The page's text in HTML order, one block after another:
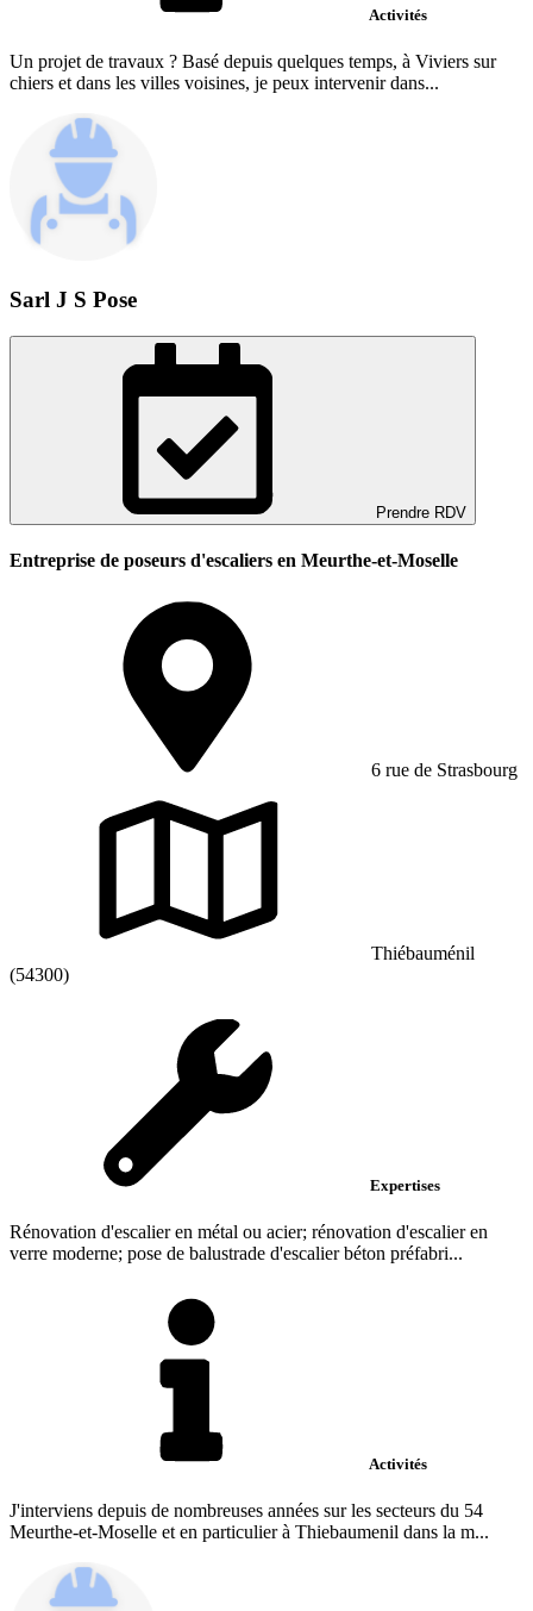
Activités
Un projet de travaux ? Basé depuis quelques temps, à Viviers sur
chiers et dans les villes voisines, je peux intervenir dans...
Sarl J S Pose
Prendre RDV
Entreprise de poseurs d'escaliers en Meurthe-et-Moselle
6 rue de Strasbourg
Thiébauménil
(54300)
Expertises
Rénovation d'escalier en métal ou acier; rénovation d'escalier en
verre moderne; pose de balustrade d'escalier béton préfabri...
Activités
J'interviens depuis de nombreuses années sur les secteurs du 54
Meurthe-et-Moselle et en particulier à Thiebaumenil dans la m...